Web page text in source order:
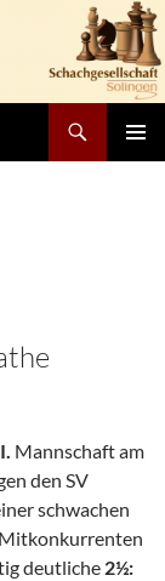
Mannschaft am
den SV
schwachen
Mitkonkurrenten
deutliche 2½: